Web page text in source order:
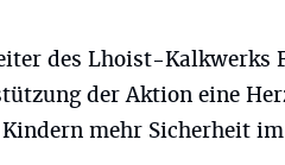
des Lhoist-Kalkwerks
der Aktion eine
mehr Sicherheit im